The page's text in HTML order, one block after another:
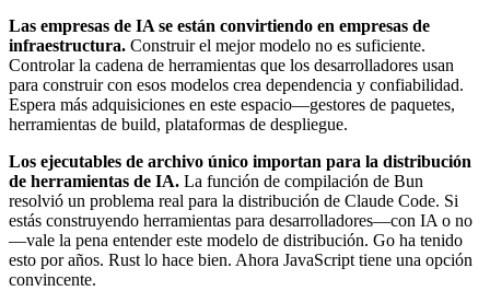
Las empresas de IA se están convirtiendo en empresas de
infraestructura. Construir el mejor modelo no es suficiente.
Controlar la cadena de herramientas que los desarrolladores usan
para construir con esos modelos crea dependencia y confiabilidad.
Espera más adquisiciones en este espacio—gestores de paquetes,
herramientas de build, plataformas de despliegue.
Los ejecutables de archivo único importan para la distribución
de herramientas de IA. La función de compilación de Bun
resolvió un problema real para la distribución de Claude Code. Si
estás construyendo herramientas para desarrolladores—con IA o no
—vale la pena entender este modelo de distribución. Go ha tenido
esto por años. Rust lo hace bien. Ahora JavaScript tiene una opción
convincente.